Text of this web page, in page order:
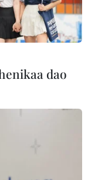
dao